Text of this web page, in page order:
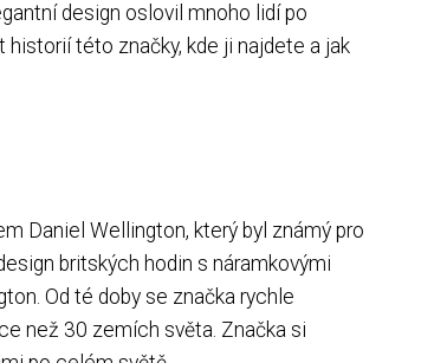
design oslovil mnoho lidí po
této značky, kde ji najdete a jak
Daniel Wellington, který byl známý pro
britských hodin s náramkovými
Od té doby se značka rychle
než 30 zemích světa. Značka si